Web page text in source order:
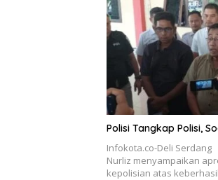
Polisi Tangkap Polisi,
Infokota.co-Deli
Nurliz menyampaikan
kepolisian atas